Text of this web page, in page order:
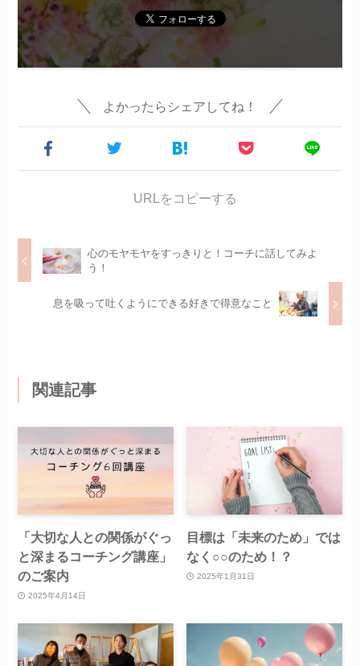
よかったらシェアしてね！
URLをコピーする
心のモヤモヤをすっきりと！コーチに話してみよ
う！
息を吸って吐くようにできる好きで得意なこと
関連記事
「大切な人との関係がぐっ
と深まるコーチング講座」
のご案内
2025年4月14日
目標は「未来のため」では
なく○○のため！？
2025年1月31日